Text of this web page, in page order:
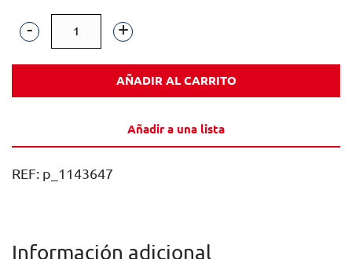
OXEFRUIT
PREMIUM
cantidad
AÑADIR AL CARRITO
Añadir a una lista
REF: p_1143647
Información adicional